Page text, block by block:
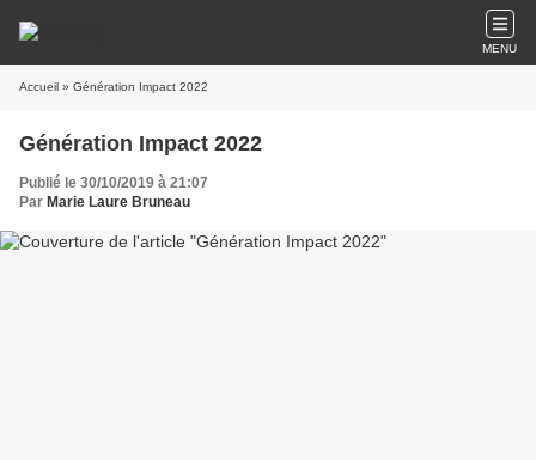
MENU
Accueil » Génération Impact 2022
Génération Impact 2022
Publié le 30/10/2019 à 21:07
Par Marie Laure Bruneau